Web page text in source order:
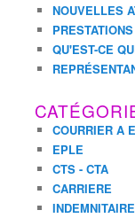
NOUVELLES
QU'EST-CE
COURRIER A
EPLE
CTS - CTA
CARRIERE
INDEMNITAIRE